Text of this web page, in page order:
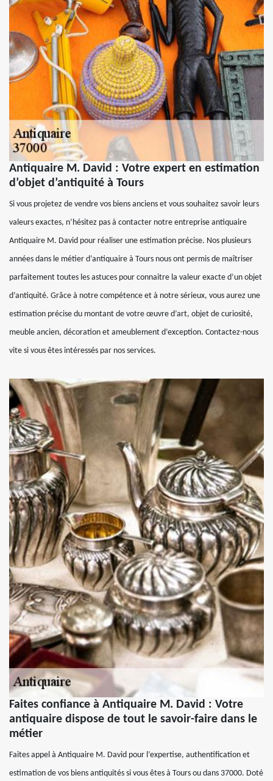
Antiquaire M. David : Votre expert en estimation
d’objet d’antiquité à Tours
Si vous projetez de vendre vos biens anciens et vous souhaitez savoir leurs
valeurs exactes, n’hésitez pas à contacter notre entreprise antiquaire
Antiquaire M. David pour réaliser une estimation précise. Nos plusieurs
années dans le métier d’antiquaire à Tours nous ont permis de maîtriser
parfaitement toutes les astuces pour connaitre la valeur exacte d’un objet
d’antiquité. Grâce à notre compétence et à notre sérieux, vous aurez une
estimation précise du montant de votre œuvre d’art, objet de curiosité,
meuble ancien, décoration et ameublement d’exception. Contactez-nous
vite si vous êtes intéressés par nos services.
Faites confiance à Antiquaire M. David : Votre
antiquaire dispose de tout le savoir-faire dans le
métier
Faites appel à Antiquaire M. David pour l’expertise, authentification et
estimation de vos biens antiquités si vous êtes à Tours ou dans 37000. Doté